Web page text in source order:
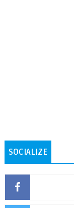
SOCIALIZE